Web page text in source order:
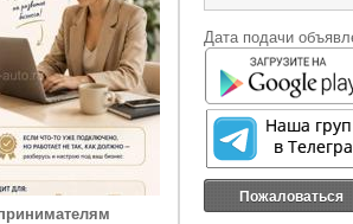
Дата подачи
Пожаловаться